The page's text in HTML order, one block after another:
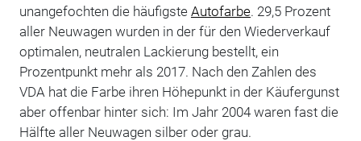
unangefochten die häufigste Autofarbe. 29,5 Prozent
aller Neuwagen wurden in der für den Wiederverkauf
optimalen, neutralen Lackierung bestellt, ein
Prozentpunkt mehr als 2017. Nach den Zahlen des
VDA hat die Farbe ihren Höhepunkt in der Käufergunst
aber offenbar hinter sich: Im Jahr 2004 waren fast die
Hälfte aller Neuwagen silber oder grau.